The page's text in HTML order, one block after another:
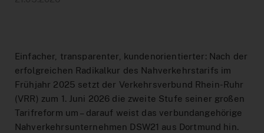
NachtExpress
Bargeldloses Bezahlen
Vertriebswege
Dortmund entdecken
Fundsachen
Service im Fahrzeug
Digitales Fahrplanbuch
MeinAbo
Interaktiver Liniennetzplan
FAQ
Werbung auf Bussen und Bahnen
Foto- und Drehgenehmigungen
Different languages
Dortmund Mobil
Vorteilswelt
Einfacher, transparenter, kundenorientierter: Nach der
erfolgreichen Radikalkur des Nahverkehrstarifs im
Frühjahr 2025 setzt der Verkehrsverbund Rhein-Ruhr
(VRR) zum 1. Juni 2026 die zweite Stufe seiner großen
Tarifreform um – darauf weist das verbundangehörige
Nahverkehrsunternehmen DSW21 aus Dortmund hin.